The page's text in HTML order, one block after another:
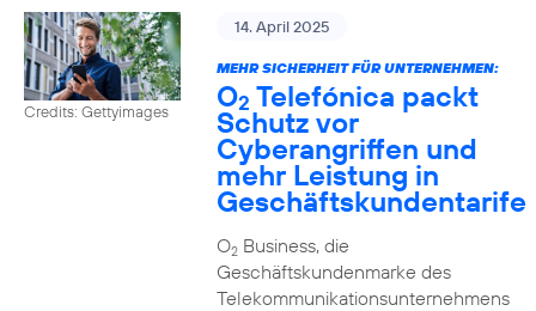
Credits: Gettyimages
14. April 2025
MEHR SICHERHEIT FÜR UNTERNEHMEN:
O2 Telefónica packt
Schutz vor
Cyberangriffen und
mehr Leistung in
Geschäftskundentarife
O2Business, die
Geschäftskundenmarke des
Telekommunikationsunternehmens